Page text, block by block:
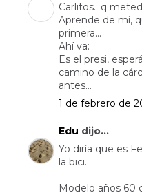
Carlitos.. q
Aprende de mi,
primera...
Ahí va:
Es el presi,
camino de la
antes...
1 de febrero de
Edu dijo...
Yo diría que es
la bici.
Modelo años 60